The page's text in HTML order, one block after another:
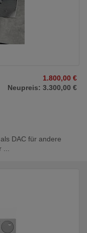
1.800,00 €
Neupreis: 3.300,00 €
DAC für andere
...